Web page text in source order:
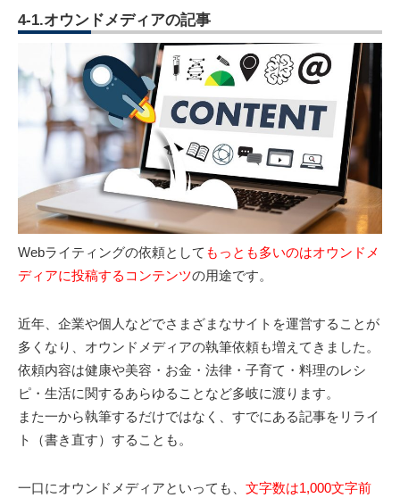
4-1.オウンドメディアの記事
Webライティングの依頼として もっとも多いのはオウンドメ
ディアに投稿するコンテンツの用途です。
近年、企業や個人などでさまざまなサイトを運営することが
多くなり、オウンドメディアの執筆依頼も増えてきました。
依頼内容は健康や美容・お金・法律・子育て・料理のレシ
ピ・生活に関するあらゆることなど多岐に渡ります。
また一から執筆するだけではなく、すでにある記事をリライ
ト（書き直す）することも。
一口にオウンドメディアといっても、 文字数は1,000文字前